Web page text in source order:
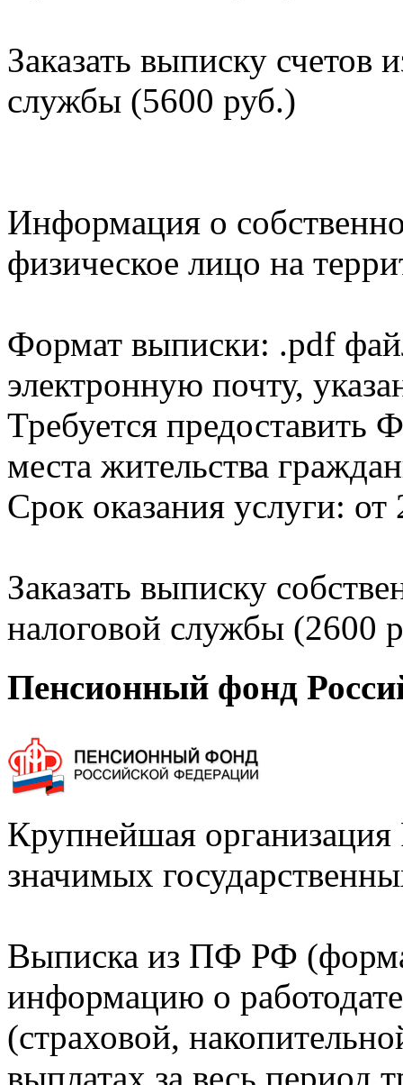
Заказать выписку счетов
службы (5600 руб.)
Информация о
физическое лицо на
Формат выписки: .pdf
электронную почту,
Требуется
места жительства
Срок оказания услуги: от
Заказать выписку
налоговой службы (2600
Пенсионный фонд
Крупнейшая
значимых
Выписка из ПФ РФ
информацию о
(страховой,
выплатах за весь период